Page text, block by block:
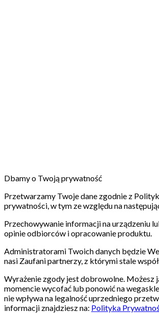
Dbamy o Twoją prywatność
Przetwarzamy Twoje dane zgodnie z
prywatności, w tym ze względu na
Przechowywanie informacji na urządzeniu
opinie odbiorców i opracowanie produktu.
Administratorami Twoich danych będzie
nasi Zaufani partnerzy, z którymi stale
Wyrażenie zgody jest dobrowolne. Możesz
momencie wycofać lub ponowić na
nie wpływa na legalność uprzedniego
informacji znajdziesz na: Polityka